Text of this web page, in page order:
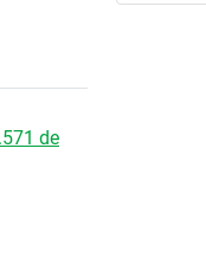
de